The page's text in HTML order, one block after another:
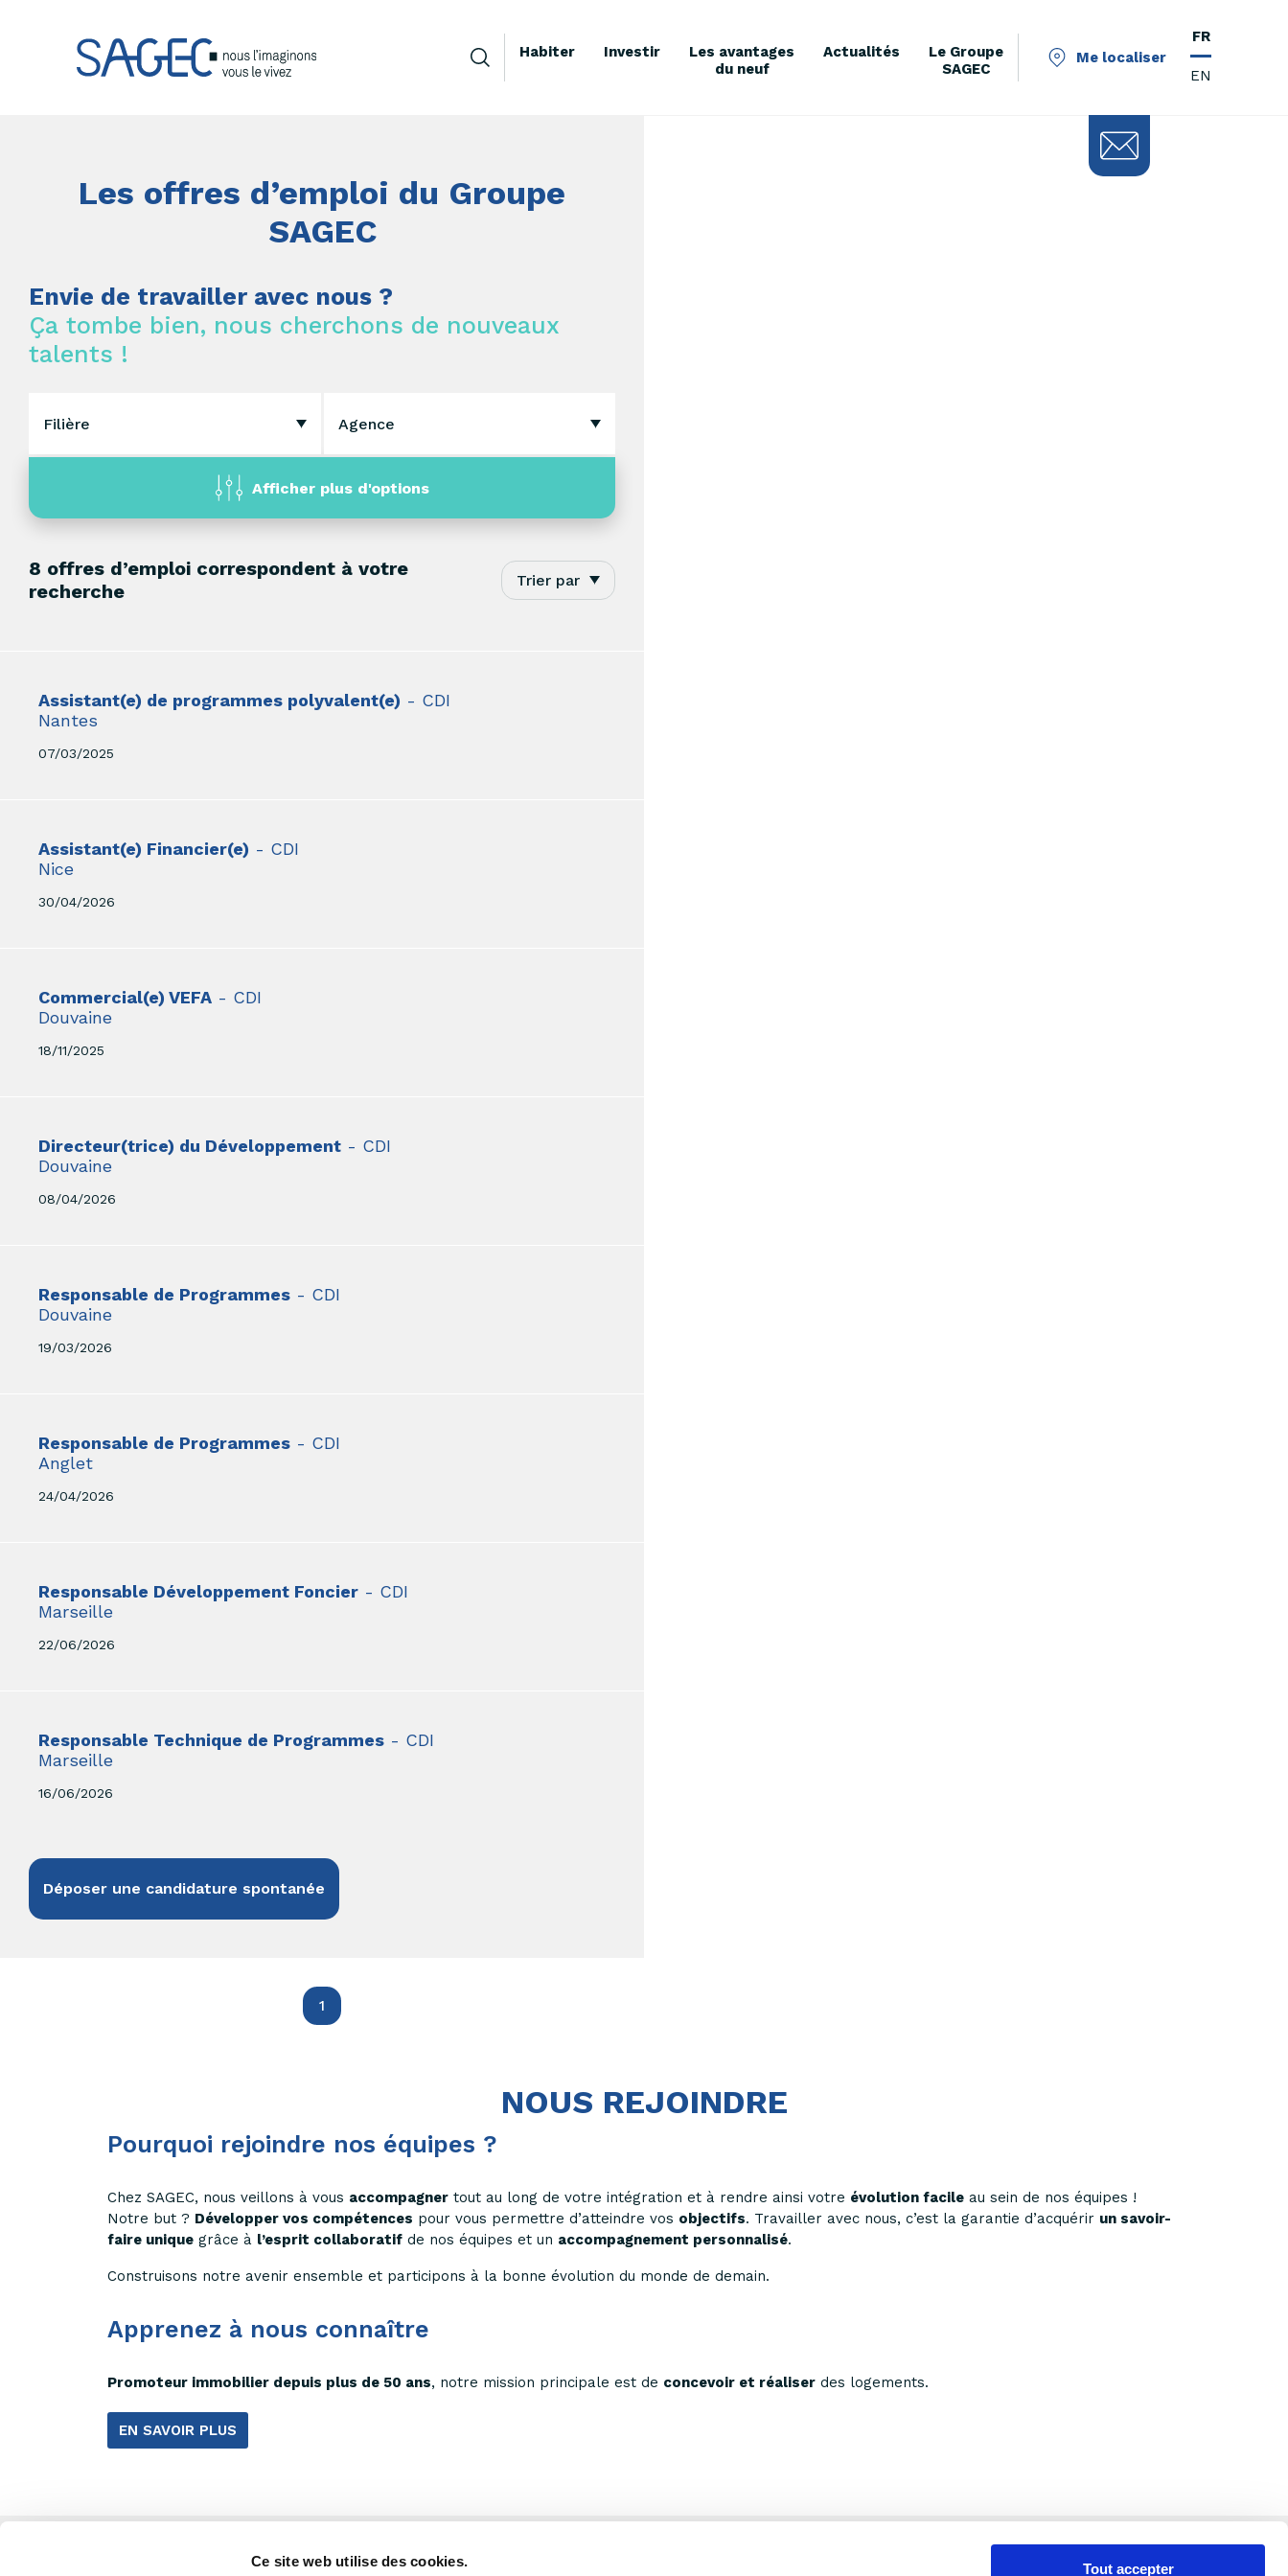
Ce site web utilise des cookies. Tout accepter
Habiter Investir
Les avantages
du neuf
Actualités
Le Groupe
SAGEC
Me localiser
FR
EN
Les offres d’emploi du Groupe
SAGEC
Envie de travailler avec nous ?
Ça tombe bien, nous cherchons de nouveaux
talents !
Filière Agence
Afficher plus d'options
8 offres d’emploi correspondent à votre
recherche
Trier par
Assistant(e) de programmes polyvalent(e) - CDI
Nantes
07/03/2025
Assistant(e) Financier(e) - CDI
Nice
30/04/2026
Commercial(e) VEFA - CDI
Douvaine
18/11/2025
Directeur(trice) du Développement - CDI
Douvaine
08/04/2026
Responsable de Programmes - CDI
Douvaine
19/03/2026
Responsable de Programmes - CDI
Anglet
24/04/2026
Responsable Développement Foncier - CDI
Marseille
22/06/2026
Responsable Technique de Programmes - CDI
Marseille
16/06/2026
Déposer une candidature spontanée
1
NOUS REJOINDRE
Pourquoi rejoindre nos équipes ?
Chez SAGEC, nous veillons à vous accompagner tout au long de votre intégration et à rendre ainsi votre évolution facile au sein de nos équipes !
Notre but ? Développer vos compétences pour vous permettre d’atteindre vos objectifs. Travailler avec nous, c’est la garantie d’acquérir un savoir-
faire unique grâce à l’esprit collaboratif de nos équipes et un accompagnement personnalisé.
Construisons notre avenir ensemble et participons à la bonne évolution du monde de demain.
Apprenez à nous connaître
Promoteur immobilier depuis plus de 50 ans, notre mission principale est de concevoir et réaliser des logements.
EN SAVOIR PLUS